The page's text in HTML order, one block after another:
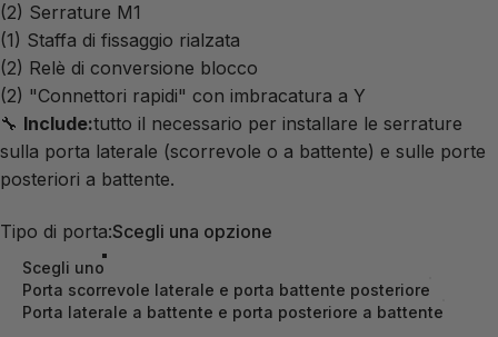
(2) Serrature M1
(1) Staffa di fissaggio rialzata
(2) Relè di conversione blocco
(2) "Connettori rapidi" con imbracatura a Y
🔧 Include:tutto il necessario per installare le serrature
sulla porta laterale (scorrevole o a battente) e sulle porte
posteriori a battente.
Tipo di porta
Tipo di porta:Scegli una opzione
Scegli uno
Porta scorrevole laterale e porta battente posteriore
Porta laterale a battente e porta posteriore a battente